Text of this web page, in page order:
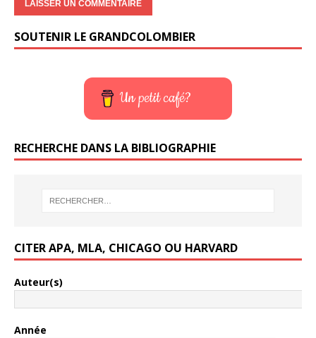
SOUTENIR LE GRANDCOLOMBIER
Un petit café?
RECHERCHE DANS LA BIBLIOGRAPHIE
CITER APA, MLA, CHICAGO OU HARVARD
Auteur(s)
Année